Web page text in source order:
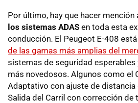
Por último, hay que hacer mención
los sistemas ADAS en toda esta
conducción. El Peugeot E-408
de las gamas más amplias del
sistemas de seguridad esperables
más novedosos. Algunos como el
Adaptativo con ajuste de
Salida del Carril con corrección de